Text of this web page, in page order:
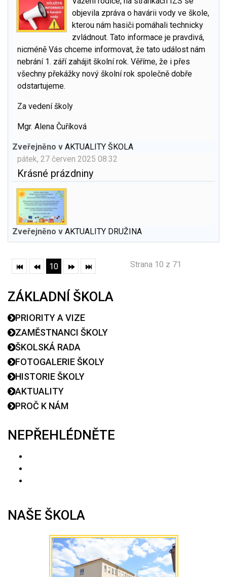
ZÁKLADNÍ ŠKOLA
PRIORITY A VIZE
ZAMĚSTNANCI ŠKOLY
ŠKOLSKÁ RADA
FOTOGALERIE ŠKOLY
HISTORIE ŠKOLY
AKTUALITY
PROČ K NÁM
NEPŘEHLÉDNĚTE
NAŠE ŠKOLA
objevila zpráva o havárii vody ve škole,
kterou nám hasiči pomáhali technicky
zvládnout. Tato informace je pravdivá,
nicméně Vás chceme informovat, že tato událost nám
nebrání 1. září zahájit školní rok. Věříme, že i přes
všechny překážky nový školní rok společně dobře
odstartujeme.
Za vedení školy
Mgr. Alena Čuříková
Zveřejněno v AKTUALITY ŠKOLA
pátek, 27 červen 2025 08:32
Krásné prázdniny
Zveřejněno v AKTUALITY DRUŽINA
10 Strana 10 z 71